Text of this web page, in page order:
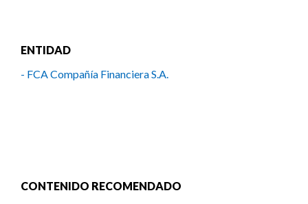
ENTIDAD
- FCA Compañía Financiera S.A.
CONTENIDO RECOMENDADO